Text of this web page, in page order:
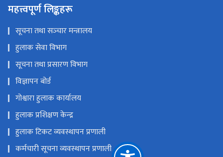
महत्त्वपूर्ण लिङ्कहरू
सूचना तथा सञ्‍चार मन्त्रालय
हुलाक सेवा विभाग
सूचना तथा प्रसारण विभाग
विज्ञापन बोर्ड
गोश्वारा हुलाक कार्यालय
हुलाक प्रशिक्षण केन्द्र
हुलाक टिकट व्यवस्थापन प्रणाली
कर्मचारी सूचना व्यवस्थापन प्रणाली